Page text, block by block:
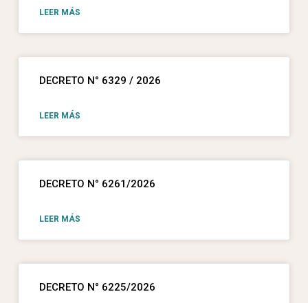
LEER MÁS
DECRETO N° 6329 / 2026
LEER MÁS
DECRETO N° 6261/2026
LEER MÁS
DECRETO N° 6225/2026